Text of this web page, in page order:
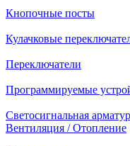
Кнопочные посты
Кулачковые
Переключатели
Программируемые
Светосигнальная
Вентиляция / Отопление